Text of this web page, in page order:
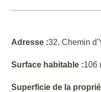
Adresse :32, Chemin
Surface habitable :106
Superficie de la